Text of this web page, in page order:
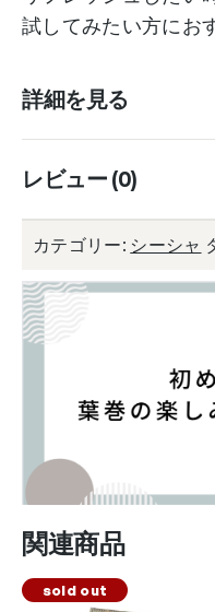
試してみたい方にお
詳細を見る
レビュー (0)
カテゴリー: シーシャ
関連商品
sold out